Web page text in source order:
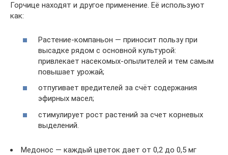
Горчице находят и другое применение. Её используют
как:
Растение-компаньон — приносит пользу при
высадке рядом с основной культурой:
привлекает насекомых-опылителей и тем самым
повышает урожай;
отпугивает вредителей за счёт содержания
эфирных масел;
стимулирует рост растений за счет корневых
выделений.
Медонос — каждый цветок дает от 0,2 до 0,5 мг